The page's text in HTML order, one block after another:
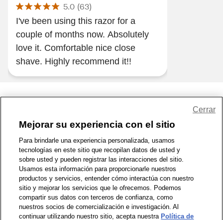
5.0 (63)
I've been using this razor for a
couple of months now. Absolutely
love it. Comfortable nice close
shave. Highly recommend it!!
1-800-679-9691 | Contáctenos | Términos de Uso | Accesibilidad
Política de Privacidad | WA Privacy Policy | Mapa del sitio
Zona de Bienestar | © 1999 - 2026 CVS.com
Mejorar su experiencia con el sitio
Para brindarle una experiencia personalizada, usamos
tecnologías en este sitio que recopilan datos de usted y
sobre usted y pueden registrar las interacciones del sitio.
Usamos esta información para proporcionarle nuestros
productos y servicios, entender cómo interactúa con nuestro
sitio y mejorar los servicios que le ofrecemos. Podemos
compartir sus datos con terceros de confianza, como
nuestros socios de comercialización e investigación. Al
continuar utilizando nuestro sitio, acepta nuestra Política de
Cerrar